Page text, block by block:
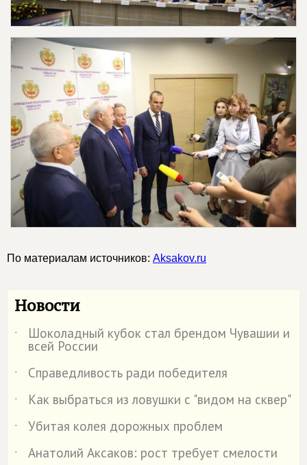
По материалам источников: Aksakov.ru
Новости
˙ Шоколадный кубок стал брендом Чувашии и
всей России
˙
Справедливость ради победителя
˙
Как выбраться из ловушки с "видом на сквер"
˙
Убитая колея дорожных проблем
˙
Анатолий Аксаков: рост требует смелости